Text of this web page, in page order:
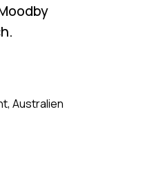
Australien